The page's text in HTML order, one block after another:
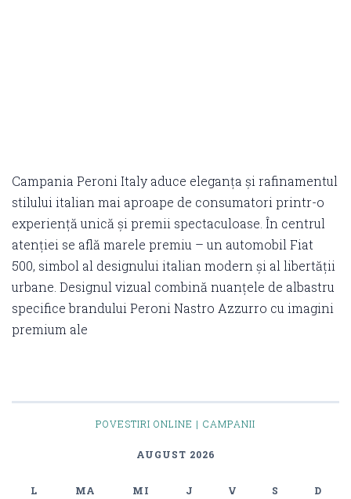
Campania Peroni Italy aduce eleganța și rafinamentul
stilului italian mai aproape de consumatori printr-o
experiență unică și premii spectaculoase. În centrul
atenției se află marele premiu – un automobil Fiat
500, simbol al designului italian modern și al libertății
urbane. Designul vizual combină nuanțele de albastru
specifice brandului Peroni Nastro Azzurro cu imagini
premium ale
POVESTIRI ONLINE | CAMPANII
AUGUST 2026
L MA MI J V S D